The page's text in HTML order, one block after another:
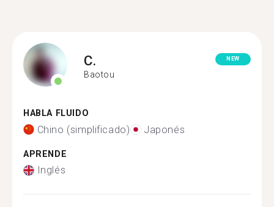
C.
Baotou
NEW
HABLA FLUIDO
Chino (simplificado) Japonés
APRENDE
Inglés